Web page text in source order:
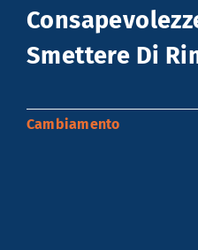
REFERRAL
Smettere Di
Cambiamento